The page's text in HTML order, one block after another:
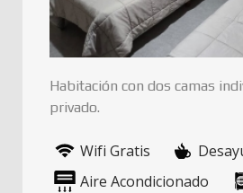
Habitación con dos camas
privado.
Wifi Gratis
Aire Acondicionado